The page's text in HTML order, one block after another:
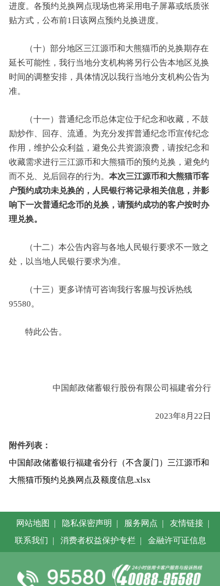
进度。各预约兑换网点现场也将采用电子屏幕或纸质张
贴方式，公布前1日该网点预约兑换进度。
（十）部分地区三江源币和大熊猫币的兑换期存在
延长可能性，我行当地分支机构将另行公告本地区兑换
时间的调整安排，具体情况以我行当地分支机构公告为
准。
（十一）普通纪念币总体定位于纪念和收藏，不鼓
励炒作、回存、流通。为充分发挥普通纪念币宣传纪念
作用，维护公众利益，避免公共资源浪费，请按纪念和
收藏需求进行三江源币和大熊猫币的预约兑换，避免约
而不兑、兑后回存的行为。 本次三江源币和大熊猫币客
户预约成功未兑换的，人民银行将记录相关信息，并影
响下一次普通纪念币的兑换，请预约成功的客户按时办
理兑换。
（十二）本公告内容与各地人民银行要求不一致之
处，以当地人民银行要求为准。
（十三）更多详情可咨询我行客服与投诉热线
95580。
特此公告。
中国邮政储蓄银行股份有限公司福建省分行
2023年8月22日
附件列表：
中国邮政储蓄银行福建省分行（不含厦门）三江源币和
大熊猫币预约兑换网点及额度信息.xlsx
网站地图 隐私保密声明 服务网点 友情链接
联系我们
消费者权益保护专栏 金融许可证信息